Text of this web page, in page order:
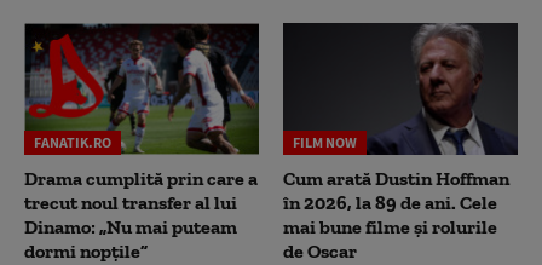
FANATIK.RO
Drama cumplită prin care a
trecut noul transfer al lui
Dinamo: „Nu mai puteam
dormi nopțile”
FILM NOW
Cum arată Dustin Hoffman
în 2026, la 89 de ani. Cele
mai bune filme și rolurile
de Oscar